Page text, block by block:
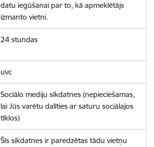
datu iegūšanai par to, kā apmeklētājs
izmanto vietni.
24 stundas
uvc
Sociālo mediju sīkdatnes (nepieciešamas,
lai Jūs varētu dalīties ar saturu sociālajos
tīklos)
Šīs sīkdatnes ir paredzētas tādu vietņu